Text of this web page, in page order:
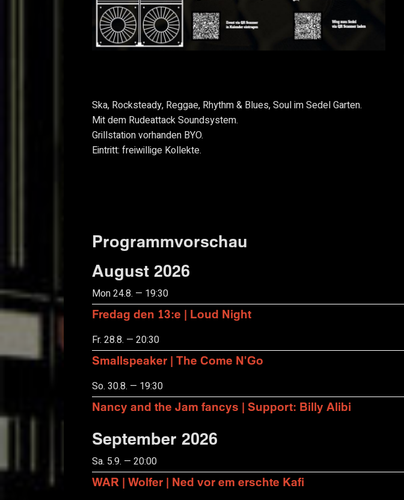
Ska, Rocksteady, Reggae, Rhythm & Blues, Soul im Sedel Garten.
Mit dem Rudeattack Soundsystem.
Grillstation vorhanden BYO.
Eintritt: freiwillige Kollekte.
Programmvorschau
August 2026
Mon 24.8. — 19:30
Fredag den 13:e | Loud Night
Fr. 28.8. — 20:30
Smallspeaker | The Come N'Go
So. 30.8. — 19:30
Nancy and the Jam fancys | Support: Billy Alibi
September 2026
Sa. 5.9. — 20:00
WAR | Wolfer | Ned vor em erschte Kafi